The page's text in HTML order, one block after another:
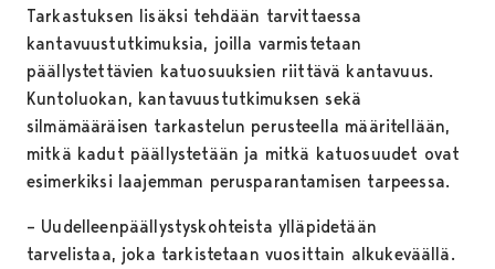
Tarkastuksen lisäksi tehdään tarvittaessa
kantavuustutkimuksia, joilla varmistetaan
päällystettävien katuosuuksien riittävä kantavuus.
Kuntoluokan, kantavuustutkimuksen sekä
silmämääräisen tarkastelun perusteella määritellään,
mitkä kadut päällystetään ja mitkä katuosuudet ovat
esimerkiksi laajemman perusparantamisen tarpeessa.
– Uudelleenpäällystyskohteista ylläpidetään
tarvelistaa, joka tarkistetaan vuosittain alkukeväällä.